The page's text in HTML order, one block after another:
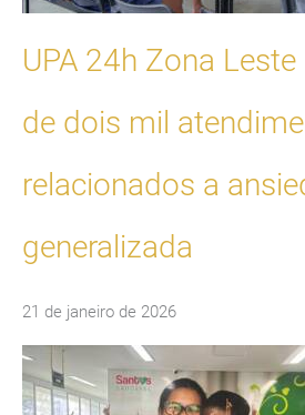
UPA 24h Zona
de dois mil
relacionados a
generalizada
21 de janeiro de 2026